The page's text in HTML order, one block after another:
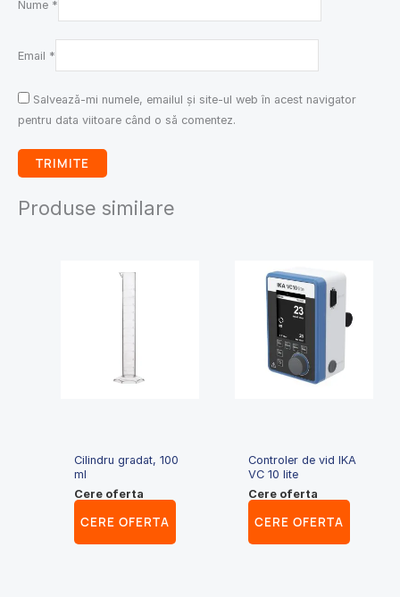
Nume *
Email *
Salvează-mi numele, emailul și site-ul web în acest navigator
pentru data viitoare când o să comentez.
Produse similare
Cilindru gradat, 100
ml
Cere oferta
CERE OFERTA
Controler de vid IKA
VC 10 lite
Cere oferta
CERE OFERTA